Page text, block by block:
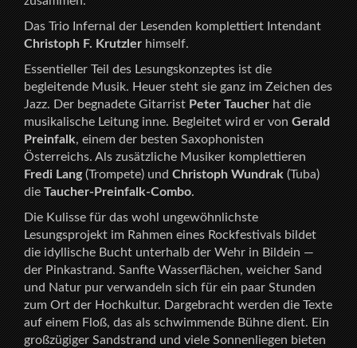
Das Trio Infernal der Lesenden komplettiert Intendant
Christoph F. Krutzlerhimself.
Essentieller Teil des Lesungskonzeptes ist die
begleitende Musik. Heuer steht sie ganz im Zeichen des
Jazz. Der begnadete GitarristPeter Taucherhat die
musikalische Leitung inne. Begleitet wird er vonGerald
Preinfalk, einem der besten Saxophonisten
Österreichs. Als zusätzliche Musiker komplettieren
Fredi Lang(Trompete) undChristoph Wundrak(Tuba)
dieTaucher-Preinfalk-Combo.
Die Kulisse für das wohl ungewöhnlichste
Lesungsprojekt im Rahmen eines Rockfestivals bildet
die idyllische Bucht unterhalb der Wehr in Bildein —
der Pinkastrand. Sanfte Wasserflächen, weicher Sand
und Natur pur verwandeln sich für ein paar Stunden
zum Ort der Hochkultur. Dargebracht werden die Texte
auf einem Floß, das als schwimmende Bühne dient. Ein
großzügiger Sandstrand und viele Sonnenliegen bieten